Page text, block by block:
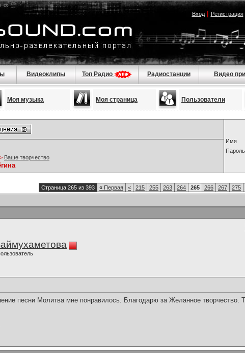
Вход| Регистрация
Видеоклипы Топ Радио Радиостанции Видео
Моя музыка Моя страница Пользователи
Имя
Пароль
> Ваше творчество
Страница 265 из 393 « Первая < 215 255 263 264 265 266 267 275
песни Молитва мне понравилось. Благодарю за Желанное творчество.